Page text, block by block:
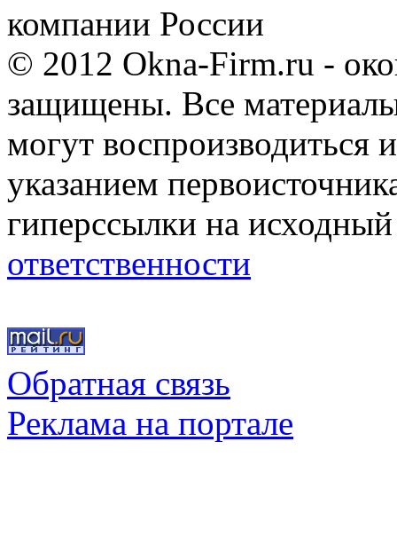
компании России
© 2012 Okna-Firm.ru -
защищены. Все
могут воспроизводиться
указанием
гиперссылки на
ответственности
Обратная связь
Реклама на портале